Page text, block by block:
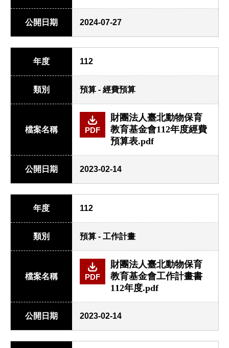
公開日期 2024-07-27
年度 112
類別 預算 - 經費預算
檔案名稱 PDF
財團法人臺北動物保育
教育基金會112年度經費
預算表.pdf
公開日期 2023-02-14
年度 112
類別 預算 - 工作計畫
檔案名稱 PDF
財團法人臺北動物保育
教育基金會工作計畫書
112年度.pdf
公開日期 2023-02-14